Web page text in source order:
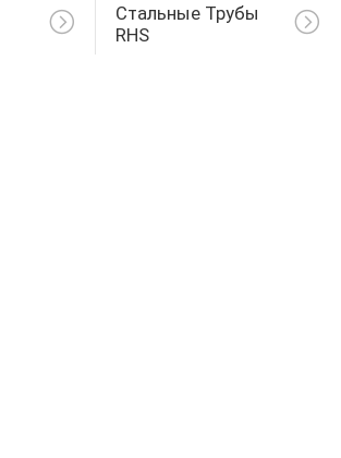
Стальные Трубы
RHS